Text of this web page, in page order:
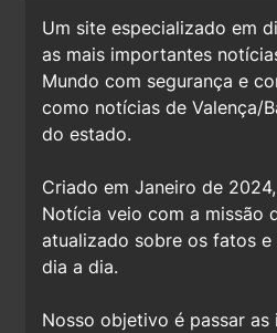
Um site especializado em
as mais importantes
Mundo com segurança e
como notícias de Valença/
do estado.
Criado em Janeiro de
Notícia veio com a missão
atualizado sobre os fatos
dia a dia.
Nosso objetivo é passar